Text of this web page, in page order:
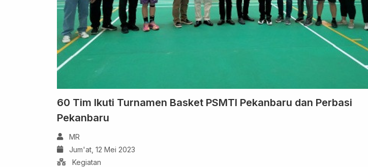
60 Tim Ikuti Turnamen Basket PSMTI Pekanbaru dan Perbasi
Pekanbaru
MR
Jum'at, 12 Mei 2023
Kegiatan